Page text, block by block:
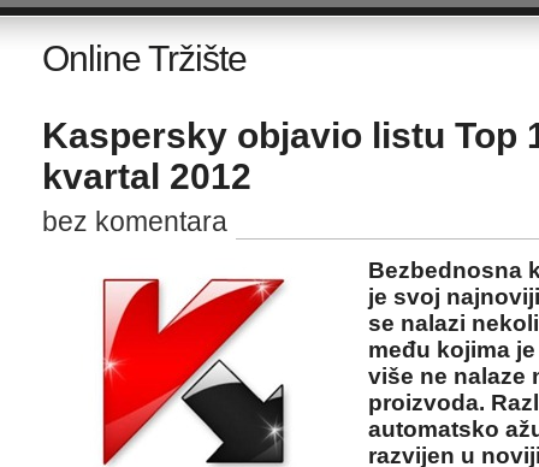
Online Tržište
Kaspersky objavio listu Top
kvartal 2012
bez komentara
Bezbednosna
je svoj
se nalazi
među kojima
više ne nalaze
proizvoda.
automatsko
razvijen u